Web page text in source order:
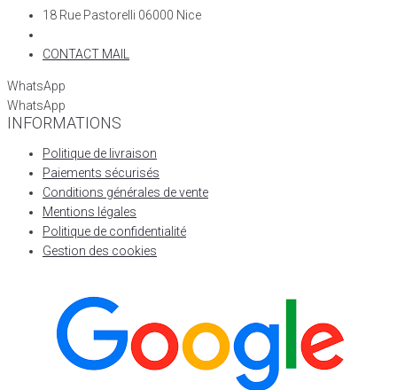
18 Rue Pastorelli 06000 Nice
CONTACT MAIL
WhatsApp
WhatsApp
INFORMATIONS
Politique de livraison
Paiements sécurisés
Conditions générales de vente
Mentions légales
Politique de confidentialité
Gestion des cookies